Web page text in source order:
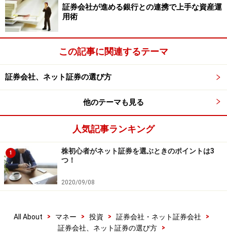
うさまざまなツールをラインナップ。しかも、超上級者
向けの「岡三RSS」以外はすべて無料で使うことが可能
です。中でもシンプルな操作性で直感的に取引できると
初心者に人気なのが、PC、スマートフォン、タブレット
いずれの端末でも同じ画面構成で利用できる「岡三ネッ
トトレーダー WEB2」。取引情報などが豊富で、マル
チデバイスなのでいつでも、どこでも取引が可能です。
岡三ネットトレーダーWEB2画面
取引ツールは口座を開設しないと利用できないので、事
ランキング評価は、参考になる情報といえそうです。
証券会社が進める銀行との連携で上手な資産運
用術
この記事に関連するテーマ
証券会社、ネット証券の選び方
他のテーマも見る
人気記事ランキング
1
株初心者がネット証券を選ぶときのポイントは3
つ！
2020/09/08
All About > マネー > 投資 > 証券会社・ネット証券会社
>
証券会社、ネット証券の選び方
>